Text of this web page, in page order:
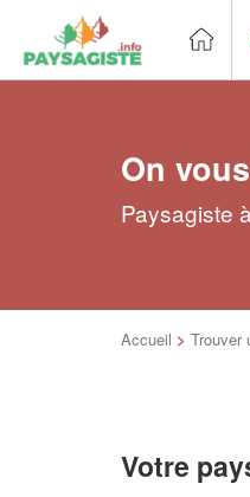
On
Paysagiste
Accueil > Trouver
Votre